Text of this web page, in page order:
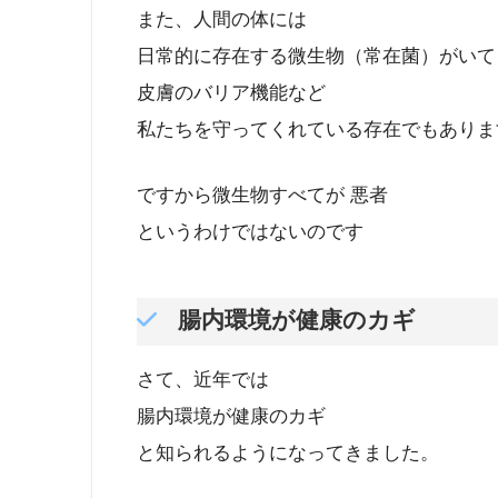
また、人間の体には
日常的に存在する微生物（常在菌）がいて
皮膚のバリア機能など
私たちを守ってくれている存在でもあり
ですから微生物すべてが 悪者
というわけではないのです
腸内環境が健康のカギ
さて、近年では
腸内環境が健康のカギ
と知られるようになってきました。